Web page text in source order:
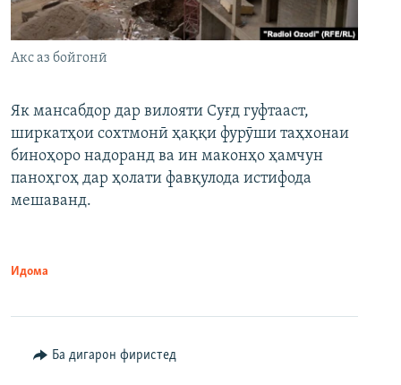
Акс аз бойгонӣ
Як мансабдор дар вилояти Суғд гуфтааст,
ширкатҳои сохтмонӣ ҳаққи фурӯши таҳхонаи
биноҳоро надоранд ва ин маконҳо ҳамчун
паноҳгоҳ дар ҳолати фавқулода истифода
мешаванд.
Идома
Ба дигарон фиристед